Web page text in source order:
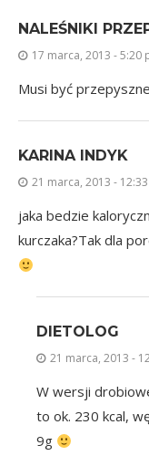
NALEŚNIKI
17 marca, 2013 - 5:20
Musi być
KARINA INDYK
21 marca, 2013 -
jaka bedzie
kurczaka?Tak dla
DIETOLOG
21 marca, 2013 -
W wersji
to ok. 230 kcal,
9g